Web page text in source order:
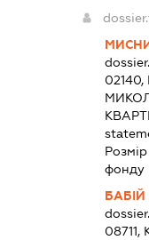
фонду